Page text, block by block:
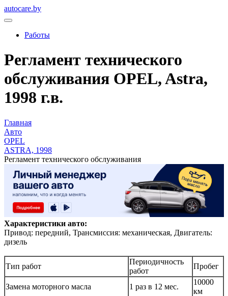
autocare.by
Работы
Регламент технического
обслуживания OPEL, Astra,
1998 г.в.
Главная
Авто
OPEL
ASTRA, 1998
Регламент технического обслуживания
Характеристики авто:
Привод: передний, Трансмиссия: механическая, Двигатель:
дизель
Тип работ
Периодичность
работ
Пробег
Замена моторного масла 1 раз в 12 мес.
10000
км